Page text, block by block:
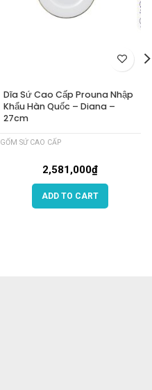
Dĩa Sứ Cao Cấp Prouna Nhập
Khẩu Hàn Quốc – Diana –
27cm
GỐM SỨ CAO CẤP
2,581,000₫
ADD TO CART